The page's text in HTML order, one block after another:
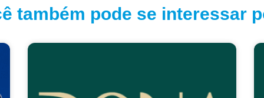
também pode se interessar